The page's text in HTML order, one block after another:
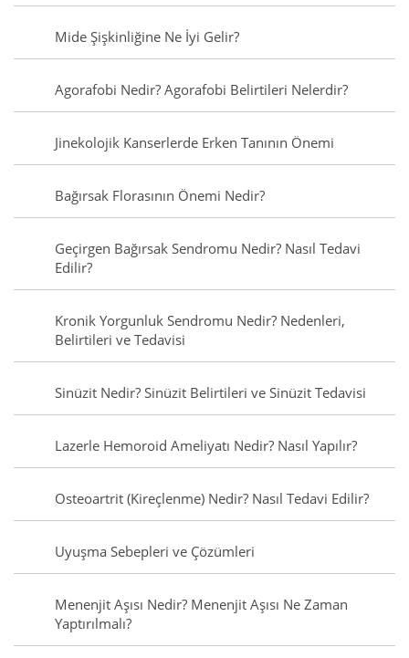
Mide Şişkinliğine Ne İyi Gelir?
Agorafobi Nedir? Agorafobi Belirtileri Nelerdir?
Jinekolojik Kanserlerde Erken Tanının Önemi
Bağırsak Florasının Önemi Nedir?
Geçirgen Bağırsak Sendromu Nedir? Nasıl Tedavi
Edilir?
Kronik Yorgunluk Sendromu Nedir? Nedenleri,
Belirtileri ve Tedavisi
Sinüzit Nedir? Sinüzit Belirtileri ve Sinüzit Tedavisi
Lazerle Hemoroid Ameliyatı Nedir? Nasıl Yapılır?
Osteoartrit (Kireçlenme) Nedir? Nasıl Tedavi Edilir?
Uyuşma Sebepleri ve Çözümleri
Menenjit Aşısı Nedir? Menenjit Aşısı Ne Zaman
Yaptırılmalı?